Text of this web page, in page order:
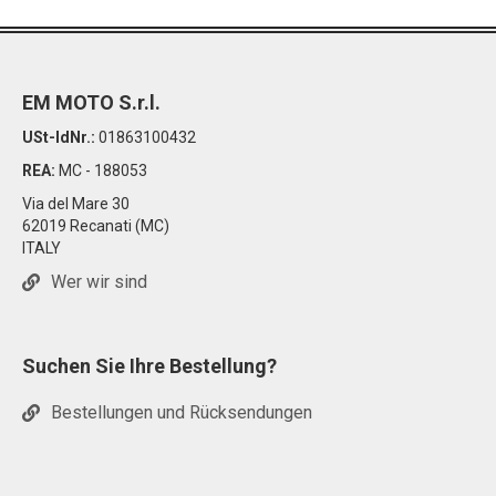
EM MOTO S.r.l.
USt-IdNr.: 01863100432
REA: MC - 188053
Via del Mare 30
62019 Recanati (MC)
ITALY
Wer wir sind
Suchen Sie Ihre Bestellung?
Bestellungen und Rücksendungen